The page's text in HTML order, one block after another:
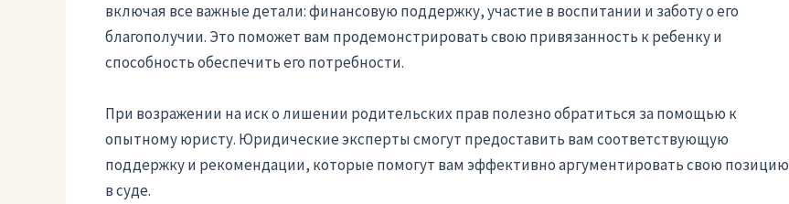
включая все важные детали: финансовую поддержку, участие в воспитании и заботу о его
благополучии. Это поможет вам продемонстрировать свою привязанность к ребенку и
способность обеспечить его потребности.
При возражении на иск о лишении родительских прав полезно обратиться за помощью к
опытному юристу. Юридические эксперты смогут предоставить вам соответствующую
поддержку и рекомендации, которые помогут вам эффективно аргументировать свою позицию
в суде.